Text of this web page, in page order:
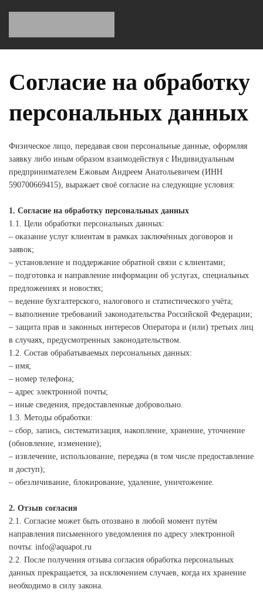
Согласие на обработку
персональных данных
Физическое лицо, передавая свои персональные данные, оформляя
заявку либо иным образом взаимодействуя с Индивидуальным
предпринимателем Ежовым Андреем Анатольевичем (ИНН
590700669415), выражает своё согласие на следующие условия:
1. Согласие на обработку персональных данных
1.1. Цели обработки персональных данных:
– оказание услуг клиентам в рамках заключённых договоров и
заявок;
– установление и поддержание обратной связи с клиентами;
– подготовка и направление информации об услугах, специальных
предложениях и новостях;
– ведение бухгалтерского, налогового и статистического учёта;
– выполнение требований законодательства Российской Федерации;
– защита прав и законных интересов Оператора и (или) третьих лиц
в случаях, предусмотренных законодательством.
1.2. Состав обрабатываемых персональных данных:
– имя;
– номер телефона;
– адрес электронной почты;
– иные сведения, предоставленные добровольно.
1.3. Методы обработки:
– сбор, запись, систематизация, накопление, хранение, уточнение
(обновление, изменение);
– извлечение, использование, передача (в том числе предоставление
и доступ);
– обезличивание, блокирование, удаление, уничтожение.
2. Отзыв согласия
2.1. Согласие может быть отозвано в любой момент путём
направления письменного уведомления по адресу электронной
почты: info@aquapot.ru
2.2. После получения отзыва согласия обработка персональных
данных прекращается, за исключением случаев, когда их хранение
необходимо в силу закона.